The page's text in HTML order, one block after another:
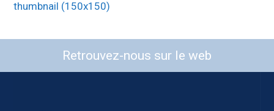
thumbnail (150x150)
Retrouvez-nous sur le web